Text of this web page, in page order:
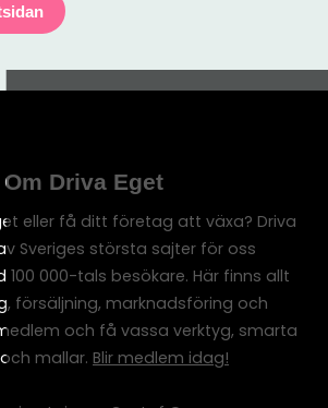
Om Driva Eget
eller få ditt företag att växa? Driva
Sveriges största sajter för oss
000-tals besökare. Här finns allt
försäljning, marknadsföring och
och få vassa verktyg, smarta
mallar. Blir medlem idag!